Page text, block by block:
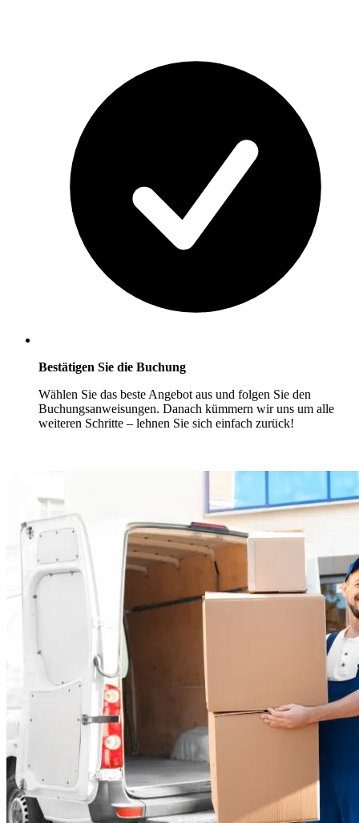
Bestätigen Sie die Buchung
Wählen Sie das beste Angebot aus und folgen Sie den
Buchungsanweisungen. Danach kümmern wir uns um alle
weiteren Schritte – lehnen Sie sich einfach zurück!